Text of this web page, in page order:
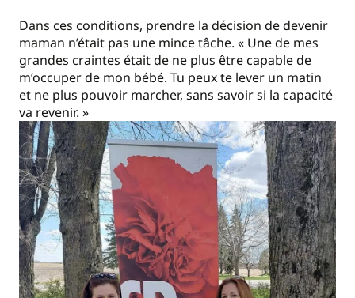
Dans ces conditions, prendre la décision de devenir
maman n’était pas une mince tâche. « Une de mes
grandes craintes était de ne plus être capable de
m’occuper de mon bébé. Tu peux te lever un matin
et ne plus pouvoir marcher, sans savoir si la capacité
va revenir. »